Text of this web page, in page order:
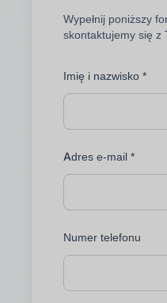
Wypełnij poniższy
skontaktujemy się z
Imię i nazwisko *
Adres e-mail *
Numer telefonu